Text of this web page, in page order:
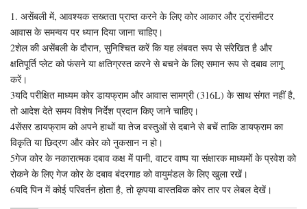
1. असेंबली में, आवश्यक सख्तता प्राप्त करने के लिए कोर आकार और ट्रांसमीटर
आवास के समन्वय पर ध्यान दिया जाना चाहिए।
2शेल की असेंबली के दौरान, सुनिश्चित करें कि यह लंबवत रूप से संरेखित है और
क्षतिपूर्ति प्लेट को फंसने या क्षतिग्रस्त करने से बचने के लिए समान रूप से दबाव लागू
करें।
3यदि परीक्षित माध्यम कोर डायफ्राम और आवास सामग्री (316L) के साथ संगत नहीं है,
तो आदेश देते समय विशेष निर्देश प्रदान किए जाने चाहिए।
4सेंसर डायफ्राम को अपने हाथों या तेज वस्तुओं से दबाने से बचें ताकि डायफ्राम का
विकृति या छिद्रण और कोर को नुकसान न हो।
5गेज कोर के नकारात्मक दबाव कक्ष में पानी, वाटर वाष्प या संक्षारक माध्यमों के प्रवेश को
रोकने के लिए गेज कोर के दबाव बंदरगाह को वायुमंडल के लिए खुला रखें।
6यदि पिन में कोई परिवर्तन होता है, तो कृपया वास्तविक कोर तार पर लेबल देखें।